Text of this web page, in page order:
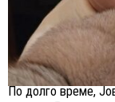
По долго време,